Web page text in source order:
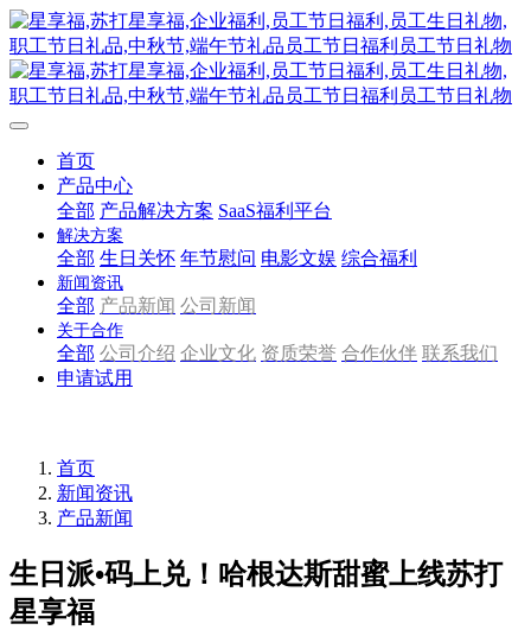
首页
产品中心
全部 产品解决方案 SaaS福利平台
解决方案
全部 生日关怀 年节慰问 电影文娱 综合福利
新闻资讯
全部 产品新闻 公司新闻
关于合作
全部 公司介绍 企业文化 资质荣誉 合作伙伴 联系我们
申请试用
首页
新闻资讯
产品新闻
生日派•码上兑！哈根达斯甜蜜上线苏打
星享福